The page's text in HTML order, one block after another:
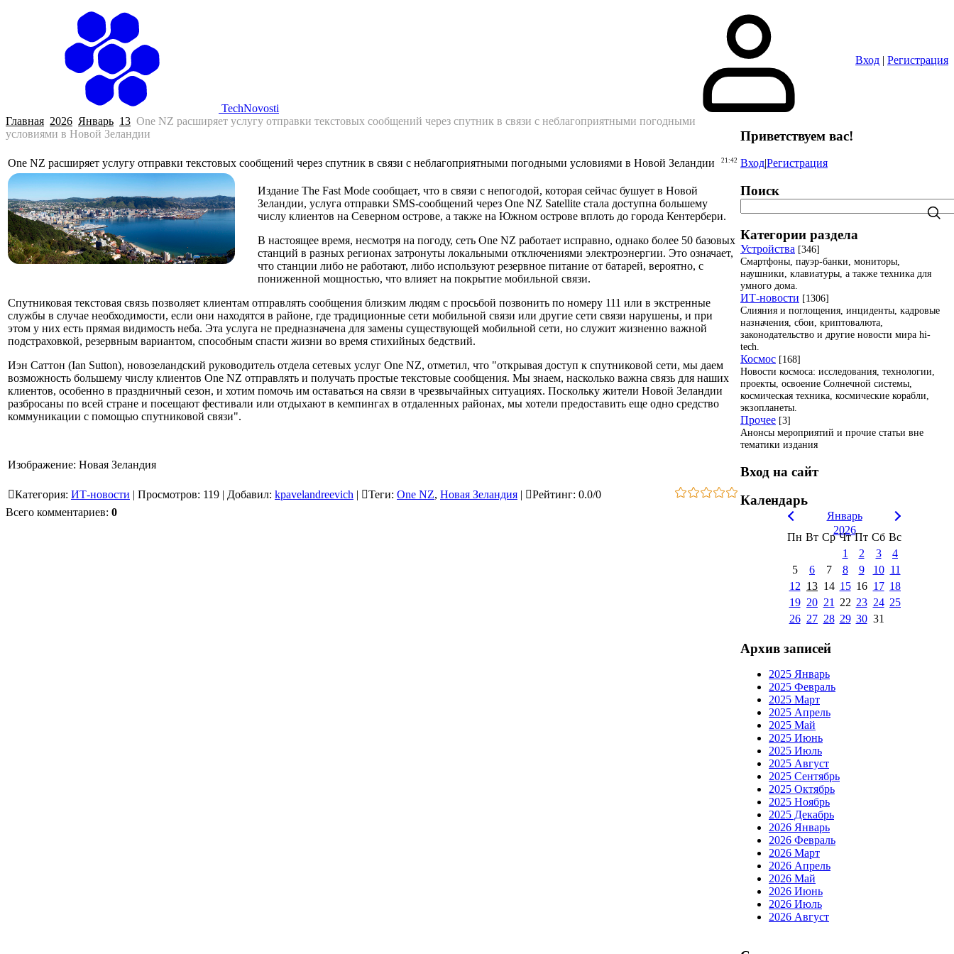
TechNovosti
Вход | Регистрация
Главная 2026 Январь 13 One NZ расширяет услугу отправки текстовых сообщений через спутник в связи с неблагоприятными погодными
условиями в Новой Зеландии
21:42
One NZ расширяет услугу отправки текстовых сообщений через спутник в связи с неблагоприятными погодными условиями в Новой Зеландии
Издание The Fast Mode сообщает, что в связи с непогодой, которая сейчас бушует в Новой
Зеландии, услуга отправки SMS-сообщений через One NZ Satellite стала доступна большему
числу клиентов на Северном острове, а также на Южном острове вплоть до города Кентербери.
В настоящее время, несмотря на погоду, сеть One NZ работает исправно, однако более 50 базовых
станций в разных регионах затронуты локальными отключениями электроэнергии. Это означает,
что станции либо не работают, либо используют резервное питание от батарей, вероятно, с
пониженной мощностью, что влияет на покрытие мобильной связи.
Спутниковая текстовая связь позволяет клиентам отправлять сообщения близким людям с просьбой позвонить по номеру 111 или в экстренные
службы в случае необходимости, если они находятся в районе, где традиционные сети мобильной связи или другие сети связи нарушены, и при
этом у них есть прямая видимость неба. Эта услуга не предназначена для замены существующей мобильной сети, но служит жизненно важной
подстраховкой, резервным вариантом, способным спасти жизни во время стихийных бедствий.
Иэн Саттон (Ian Sutton), новозеландский руководитель отдела сетевых услуг One NZ, отметил, что "открывая доступ к спутниковой сети, мы даем
возможность большему числу клиентов One NZ отправлять и получать простые текстовые сообщения. Мы знаем, насколько важна связь для наших
клиентов, особенно в праздничный сезон, и хотим помочь им оставаться на связи в чрезвычайных ситуациях. Поскольку жители Новой Зеландии
разбросаны по всей стране и посещают фестивали или отдыхают в кемпингах в отдаленных районах, мы хотели предоставить еще одно средство
коммуникации с помощью спутниковой связи".
Изображение: Новая Зеландия
Категория: ИТ-новости | Просмотров: 119 | Добавил: kpavelandreevich | Теги: One NZ, Новая Зеландия | Рейтинг: 0.0/0
Всего комментариев: 0
Приветствуем вас!
Вход|Регистрация
Поиск
Категории раздела
Устройства [346]
Смартфоны, пауэр-банки, мониторы,
наушники, клавиатуры, а также техника для
умного дома.
ИТ-новости [1306]
Слияния и поглощения, инциденты, кадровые
назначения, сбои, криптовалюта,
законодательство и другие новости мира hi-
tech.
Космос [168]
Новости космоса: исследования, технологии,
проекты, освоение Солнечной системы,
космическая техника, космические корабли,
экзопланеты.
Прочее [3]
Анонсы мероприятий и прочие статьи вне
тематики издания
Вход на сайт
Календарь
Январь
2026
Пн Вт Ср Чт Пт Сб Вс
1
2 3
4
5
6 7 8 9 10 11
12 13 14 15 16 17 18
19 20 21 22 23 24 25
26 27 28 29 30 31
Архив записей
2025 Январь
2025 Февраль
2025 Март
2025 Апрель
2025 Май
2025 Июнь
2025 Июль
2025 Август
2025 Сентябрь
2025 Октябрь
2025 Ноябрь
2025 Декабрь
2026 Январь
2026 Февраль
2026 Март
2026 Апрель
2026 Май
2026 Июнь
2026 Июль
2026 Август